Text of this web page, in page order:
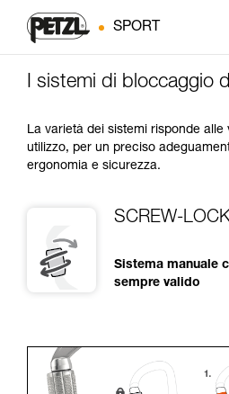
SPORT
I sistemi di bloccaggio
La varietà dei sistemi risponde
utilizzo, per un preciso
ergonomia e sicurezza.
SCREW-
Sistema manuale
sempre valido